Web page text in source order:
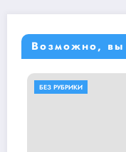
Возможно, вы
БЕЗ РУБРИКИ